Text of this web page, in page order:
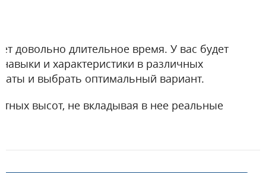
довольно длительное время. У вас будет
и характеристики в различных
и выбрать оптимальный вариант.
высот, не вкладывая в нее реальные